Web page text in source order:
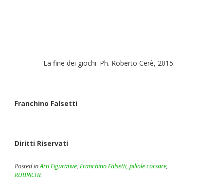
La fine dei giochi. Ph. Roberto Cerè, 2015.
Franchino Falsetti
Diritti Riservati
Posted inArti Figurative, Franchino Falsetti, pillole corsare,
RUBRICHE